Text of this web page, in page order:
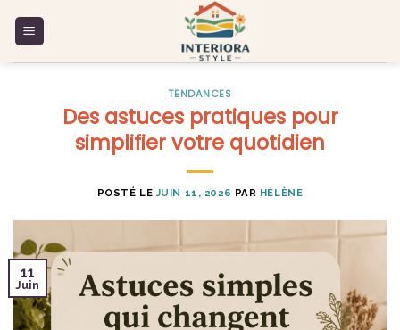
TENDANCES
Des astuces pratiques pour
simplifier votre quotidien
POSTÉ LE JUIN 11, 2026 PAR HÉLÈNE
11
Juin